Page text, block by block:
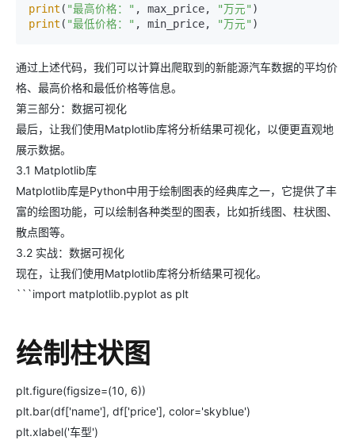
print ( "最高价格：" , max_price, "万元"
print ( "最低价格：" , min_price, "万元"
通过上述代码，我们可以计算出爬取到的新能源汽车数据的平均价
格、最高价格和最低价格等信息。
第三部分：数据可视化
最后，让我们使用Matplotlib库将分析结果可视化，以便更直观地
展示数据。
3.1 Matplotlib库
Matplotlib库是Python中用于绘制图表的经典库之一，它提供了丰
富的绘图功能，可以绘制各种类型的图表，比如折线图、柱状图、
散点图等。
3.2 实战：数据可视化
现在，让我们使用Matplotlib库将分析结果可视化。
```import matplotlib.pyplot as plt
绘制柱状图
plt.figure(figsize=(10, 6))
plt.bar(df['name'], df['price'], color='skyblue')
plt.xlabel('车型')